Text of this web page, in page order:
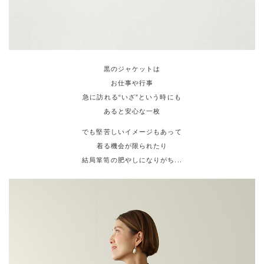
黒のジャケットは
お仕事や行事
急に訪れる“いざ”という時にも
あると安心な一枚
でも堅苦しいイメージもあって
着る機会が限られたり
結局箪笥の肥やしになりがち...